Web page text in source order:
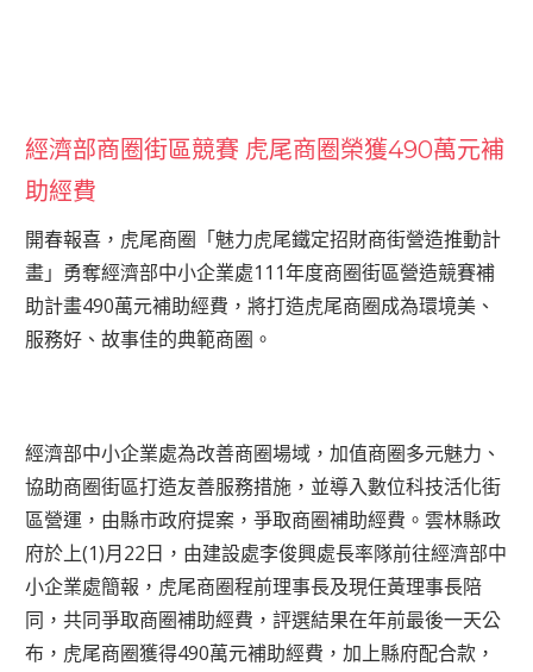
經濟部商圈街區競賽 虎尾商圈榮獲490萬元補
助經費
開春報喜，虎尾商圈「魅力虎尾鐵定招財商街營造推動計
畫」勇奪經濟部中小企業處111年度商圈街區營造競賽補
助計畫490萬元補助經費，將打造虎尾商圈成為環境美、
服務好、故事佳的典範商圈。
經濟部中小企業處為改善商圈場域，加值商圈多元魅力、
協助商圈街區打造友善服務措施，並導入數位科技活化街
區營運，由縣市政府提案，爭取商圈補助經費。雲林縣政
府於上(1)月22日，由建設處李俊興處長率隊前往經濟部中
小企業處簡報，虎尾商圈程前理事長及現任黃理事長陪
同，共同爭取商圈補助經費，評選結果在年前最後一天公
布，虎尾商圈獲得490萬元補助經費，加上縣府配合款，